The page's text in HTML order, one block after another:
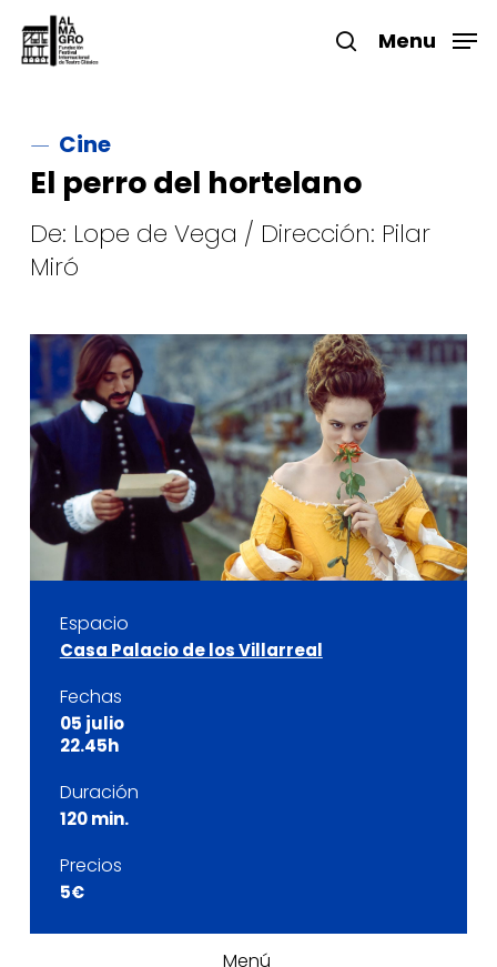
main
search
Menu
Cine
El perro del hortelano
De: Lope de Vega / Dirección: Pilar
Miró
Espacio
Casa Palacio de los Villarreal
Fechas
05 julio
22.45h
Duración
120 min.
Precios
5€
Menú